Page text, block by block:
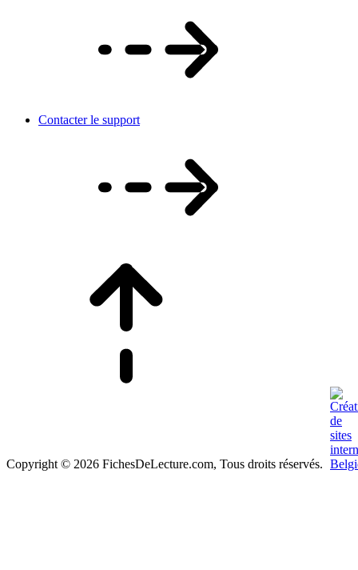
Contacter le support
Copyright © 2026 FichesDeLecture.com, Tous droits réservés.